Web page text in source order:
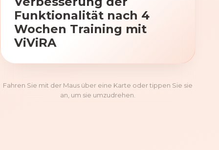
Funktionalität nach 4
Wochen Training mit
ViViRA
Fahren Sie mit der Maus über eine Karte oder tippen Sie sie
an, um sie umzudrehen.